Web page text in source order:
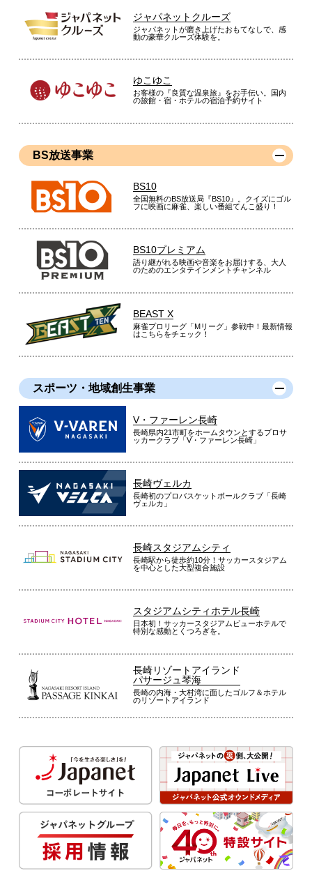
ジャパネットクルーズ
ジャパネットが磨き上げたおもてなしで、感
動の豪華クルーズ体験を。
ゆこゆこ
お客様の『良質な温泉旅』をお手伝い。国内
の旅館・宿・ホテルの宿泊予約サイト
BS放送事業
BS10
全国無料のBS放送局『BS10』。クイズにゴル
フに映画に麻雀、楽しい番組てんこ盛り！
BS10プレミアム
語り継がれる映画や音楽をお届けする、大人
のためのエンタテインメントチャンネル
BEAST X
麻雀プロリーグ「Mリーグ」参戦中！最新情報
はこちらをチェック！
スポーツ・地域創生事業
V・ファーレン長崎
長崎県内21市町をホームタウンとするプロサ
ッカークラブ「V・ファーレン長崎」
長崎ヴェルカ
長崎初のプロバスケットボールクラブ「長崎
ヴェルカ」
長崎スタジアムシティ
長崎駅から徒歩約10分！サッカースタジアム
を中心とした大型複合施設
スタジアムシティホテル長崎
日本初！サッカースタジアムビューホテルで
特別な感動とくつろぎを。
長崎リゾートアイランド
パサージュ琴海
長崎の内海・大村湾に面したゴルフ＆ホテル
のリゾートアイランド